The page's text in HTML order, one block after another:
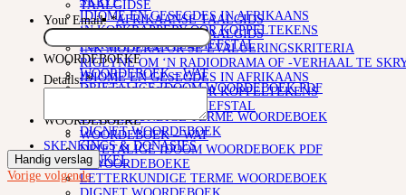
IDIOME EN GESEGDES IN AFRIKAANS
‘N KOPKRAPPERY OOR KOPPELTEKENS
PLAGIAAT/LETTERDIEFSTAL
WOORDEBOEKE
WOORDEBOEK – WAT
DRIETALIGE IDOOM WOORDEBOEK PDF
LETTERKUNDIGE TERME WOORDEBOEK
DIGNET WOORDEBOEK
SKENKINGS & DONASIES
BOEKWINKEL
TAALGIDSE
AFRIKAANSE TAALGIDS
AFRIKAANSE TAALGIDS
INK MODERATOR SE EVALUERINGSKRITERIA
RIGLYNE OM ‘N RADIODRAMA OF -VERHAAL TE
IDIOME EN GESEGDES IN AFRIKAANS
‘N KOPKRAPPERY OOR KOPPELTEKENS
PLAGIAAT/LETTERDIEFSTAL
WOORDEBOEKE
WOORDEBOEK – WAT
DRIETALIGE IDOOM WOORDEBOEK PDF
E-WOORDEBOEKE
LETTERKUNDIGE TERME WOORDEBOEK
Your Email:*
Details:*
Handig verslag
Vorige volgende